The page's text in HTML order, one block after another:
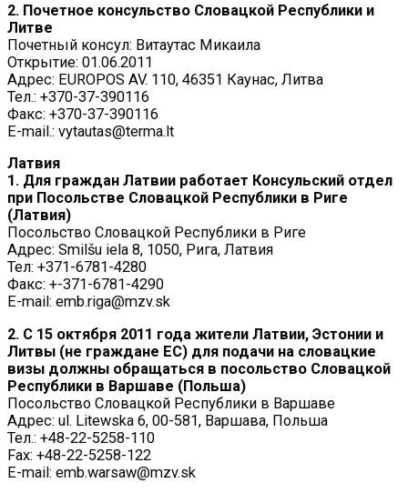
2. Почетное консульство Словацкой Республики и
Литве
Почетный консул: Витаутас Микаила
Открытие: 01.06.2011
Адрес: EUROPOS AV. 110, 46351 Каунас, Литва
Тел.: +370-37-390116
Факс: +370-37-390116
E-mail.: vytautas@terma.lt
Латвия
1. Для граждан Латвии работает Консульский отдел
при Посольстве Словацкой Республики в Риге
(Латвия)
Посольство Словацкой Республики в Риге
Адрес: Smilšu iela 8, 1050, Рига, Латвия
Тел: +371-6781-4280
Факс: +-371-6781-4290
E-mail: emb.riga@mzv.sk
2. С 15 октября 2011 года жители Латвии, Эстонии и
Литвы (не граждане ЕС) для подачи на словацкие
визы должны обращаться в посольство Словацкой
Республики в Варшаве (Польша)
Посольство Словацкой Республики в Варшаве
Адрес: ul. Litewska 6, 00-581, Варшава, Польша
Тел.: +48-22-5258-110
Fax: +48-22-5258-122
E-mail: emb.warsaw@mzv.sk